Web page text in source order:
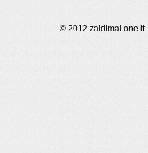
© 2012